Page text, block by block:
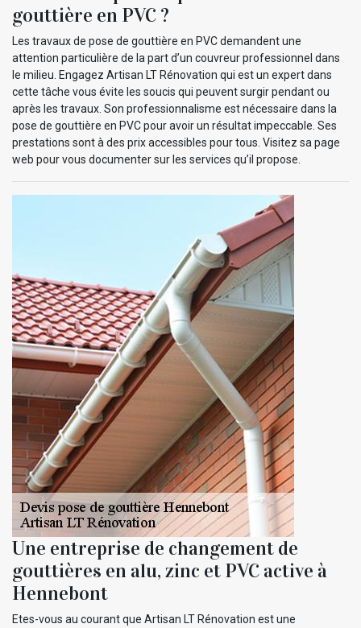
gouttière en PVC ?
Les travaux de pose de gouttière en PVC demandent une
attention particulière de la part d’un couvreur professionnel dans
le milieu. Engagez Artisan LT Rénovation qui est un expert dans
cette tâche vous évite les soucis qui peuvent surgir pendant ou
après les travaux. Son professionnalisme est nécessaire dans la
pose de gouttière en PVC pour avoir un résultat impeccable. Ses
prestations sont à des prix accessibles pour tous. Visitez sa page
web pour vous documenter sur les services qu’il propose.
Une entreprise de changement de
gouttières en alu, zinc et PVC active à
Hennebont
Etes-vous au courant que Artisan LT Rénovation est une